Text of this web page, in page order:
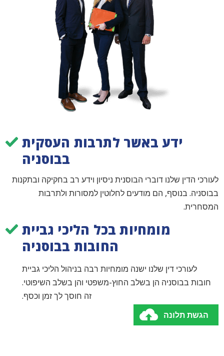
ידע באשר לתרבות העסקית
בבוסניה
לעורכי הדין שלנו דוברי הבוסנית ניסיון וידע רב בחקיקה ובתקנות
בבוסניה. בנוסף, הם מודעים לחלוטין למסורות ולתרבות
המסחרית.
מומחיות בכל הליכי גביית
החובות בבוסניה
לעורכי דין שלנו ישנה מומחיות רבה בניהול הליכי גביית
חובות בבוסניה הן בשלב החוץ-משפטי והן בשלב השיפוטי.
זה חוסך לך זמן וכסף.
הגשת תלונה